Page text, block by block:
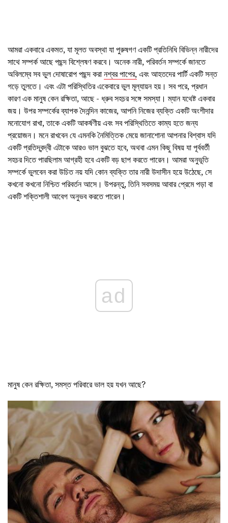
আমরা একবারে একমত, যা মূলত অবস্থা যা পুরুষগণ একটি প্রতিনিধি বিভিন্ন নারীদের
সাথে সম্পর্ক আছে পছন্দ বিশ্লেষণ করবে। অনেক নারী, পরিবর্তন সম্পর্কে জানতে
অবিলম্বে সব ভুল দোষারোপ পছন্দ করানশ্বর পাপের,এবং আহতদের পার্টি একটি সন্ত
গড়ে তুলতে। এবং এটা পরিস্থিতির একেবারে ভুল মূল্যায়ন হয়। সব পরে, প্রধান
কারণ এক মানুষ কেন রক্ষিতা, আছে - ধ্রুব সহচর সঙ্গে সমস্যা। ম্যান যথেষ্ট একবার
জয়। উপর সম্পর্কের ব্যাপক দৈনন্দিন কাজের, আপনি নিজের ব্যক্তি একটি অংশীদার
মনোযোগ রাখা, তাকে একটি আকর্ষণীয় এবং সব পরিস্থিতিতে কাম্য হতে জন্য
প্রয়োজন। মনে রাখবেন যে এমনকি নৈমিত্তিক মেয়ে জানাশোনা আপনার বিশ্বাস যদি
একটি প্রতিদ্বন্দ্বী এটাকে আরও ভাল বুঝতে হবে, অথবা এমন কিছু বিষয় যা পূর্ববর্তী
সহচর দিতে পারছিলাম আগ্রহী হবে একটি বড় ছাপ করতে পারেন। আমরা অনুভূতি
সম্পর্কে ভুলবেন করা উচিত নয় যদি কোন ব্যক্তি তার নারী উদাসীন হয়ে উঠেছে, সে
কখনো কখনো নিশ্চিত পরিবর্তন আসে। উপরন্তু, তিনি সবসময় আবার প্রেমে পড়া বা
একটি শক্তিশালী আবেগ অনুভব করতে পারেন।
ad
মানুষ কেন রক্ষিতা, সমস্ত পরিবারে ভাল হয় যখন আছে?